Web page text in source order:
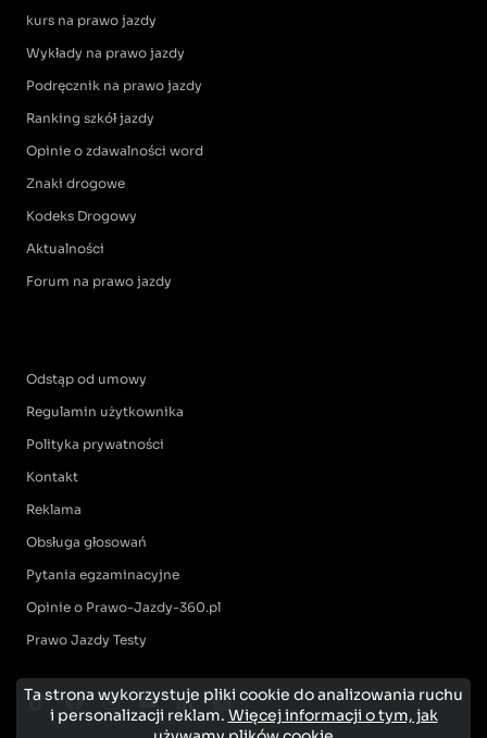
kurs na prawo jazdy
Wykłady na prawo jazdy
Podręcznik na prawo jazdy
Ranking szkół jazdy
Opinie o zdawalności word
Znaki drogowe
Kodeks Drogowy
Aktualności
Forum na prawo jazdy
Odstąp od umowy
Regulamin użytkownika
Polityka prywatności
Kontakt
Reklama
Obsługa głosowań
Pytania egzaminacyjne
Opinie o Prawo-Jazdy-360.pl
Prawo Jazdy Testy
Ta strona wykorzystuje pliki cookie do analizowania ruchu
i personalizacji reklam. Więcej informacji o tym, jak